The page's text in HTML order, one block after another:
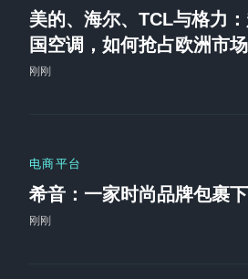
美的、海尔、TCL与格力
国空调，如何抢占欧洲市
刚刚
电商平台
希音：一家时尚品牌包裹
刚刚